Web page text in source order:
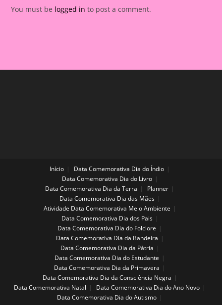
You must be logged in to post a comment.
Início
Data Comemorativa Dia do Índio
Data Comemorativa Dia do Livro
Data Comemorativa Dia da Terra
Planner
Data Comemorativa Dia das Mães
Atividade Data Comemorativa Meio Ambiente
Data Comemorativa Dia dos Pais
Data Comemorativa Dia do Folclore
Data Comemorativa Dia da Bandeira
Data Comemorativa Dia da Pátria
Data Comemorativa Dia do Estudante
Data Comemorativa Dia da Primavera
Data Comemorativa Dia da Consciência Negra
Data Comemorativa Natal
Data Comemorativa Dia do Ano Novo
Data Comemorativa Dia do Autismo